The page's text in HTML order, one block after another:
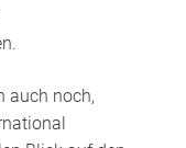
auch noch,